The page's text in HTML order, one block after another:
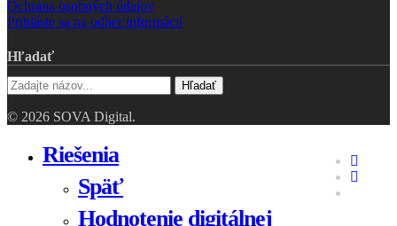
Ochrana osobných údajov
Prihláste sa na odber informácií
Hľadať
Hľadať
© 2026 SOVA Digital.
linkedin
Menu
Riešenia
Späť
Hodnotenie digitálnej